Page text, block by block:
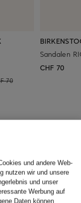
70
Sandalen
CHF 70
und andere Web-
nutzen wir und unsere
und unser
Werbung auf
Daten können